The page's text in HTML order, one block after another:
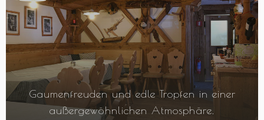
Gaumenfreuden und edle Tropfen in einer
außergewöhnlichen Atmosphäre.